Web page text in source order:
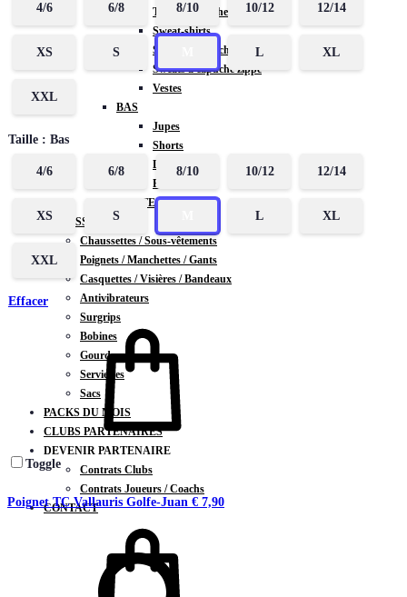
T-shirts manches longues
Sweat-shirts
Sweats à capuche
Sweats à capuche zippé
Vestes
BAS
Jupes
Shorts
Leggings
Pantalons
CARTES CADEAUX
ACCESSOIRES
Chaussettes / Sous-vêtements
Poignets / Manchettes / Gants
Casquettes / Visières / Bandeaux
Antivibrateurs
Surgrips
Bobines
Gourdes
Serviettes
Sacs
PACKS DU MOIS
CLUBS PARTENAIRES
DEVENIR PARTENAIRE
Contrats Clubs
Contrats Joueurs / Coachs
CONTACT
4/6 6/8 8/10 10/12 12/14
XS S L XL
XXL
Taille : Bas
4/6 6/8 8/10 10/12 12/14
XS S L XL
XXL
Effacer
Toggle
Poignet TC Vallauris Golfe-Juan € 7,90